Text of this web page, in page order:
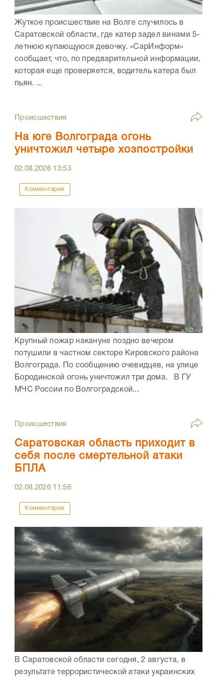
Жуткое происшествие на Волге случилось в
Саратовской области, где катер задел винами 5-
летнюю купающуюся девочку. «СарИнформ»
сообщает, что, по предварительной информации,
которая еще проверяется, водитель катера был
пьян. ...
Происшествия
На юге Волгограда огонь
уничтожил четыре хозпостройки
02.08.2026 13:53
Комментарии
Крупный пожар накануне поздно вечером
потушили в частном секторе Кировского района
Волгограда. По сообщению очевидцев, на улице
Бородинской огонь уничтожил три дома. В ГУ
МЧС России по Волгоградской...
Происшествия
Саратовская область приходит в
себя после смертельной атаки
БПЛА
02.08.2026 11:56
Комментарии
В Саратовской области сегодня, 2 августа, в
результате террористической атаки украинских